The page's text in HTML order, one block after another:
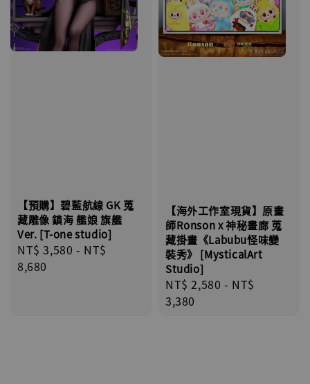
【預購】碧藍航線 GK 蒐
藏雕像 鎮海 艦娘 旗艦
Ver. [T-one studio]
Regular
price
NT$ 3,580 - NT$
8,680
【海外工作室現貨】原畫
師Ronson x 神秘畫廊 蒐
藏掛畫《Labubu怪味變
裝秀》 [MysticalArt
Studio]
Regular
price
NT$ 2,580 - NT$
3,380